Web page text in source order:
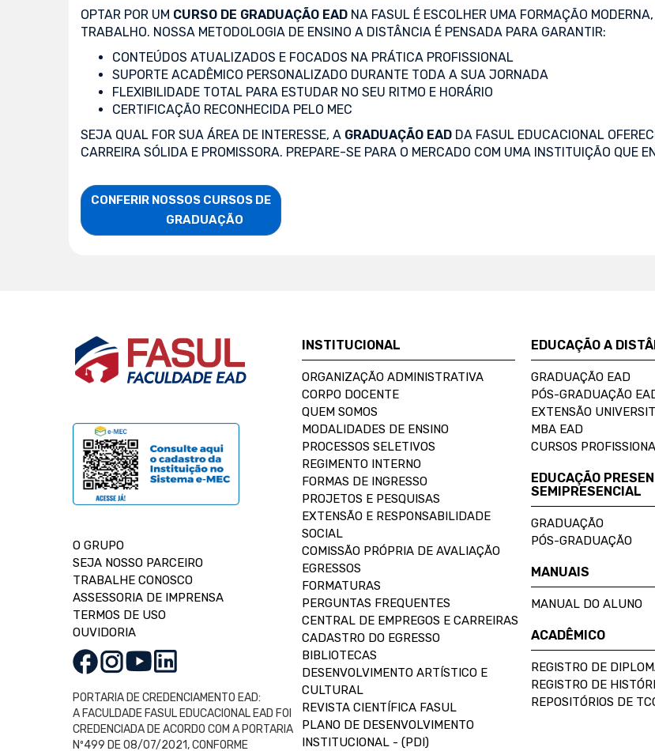
OPTAR POR UM CURSO DE GRADUAÇÃO EAD NA FASUL É ESCOLHER UMA FORMAÇÃO
TRABALHO. NOSSA METODOLOGIA DE ENSINO A DISTÂNCIA É PENSADA PARA GARANTIR:
CONTEÚDOS ATUALIZADOS E FOCADOS NA PRÁTICA PROFISSIONAL
SUPORTE ACADÊMICO PERSONALIZADO DURANTE TODA A SUA JORNADA
FLEXIBILIDADE TOTAL PARA ESTUDAR NO SEU RITMO E HORÁRIO
CERTIFICAÇÃO RECONHECIDA PELO MEC
SEJA QUAL FOR SUA ÁREA DE INTERESSE, A GRADUAÇÃO EAD DA FASUL EDUCACIONAL
CARREIRA SÓLIDA E PROMISSORA. PREPARE-SE PARA O MERCADO COM UMA INSTITUIÇÃO QUE
CONFERIR NOSSOS CURSOS DE
                    GRADUAÇÃO
O GRUPO
SEJA NOSSO PARCEIRO
TRABALHE CONOSCO
ASSESSORIA DE IMPRENSA
TERMOS DE USO
OUVIDORIA
PORTARIA DE CREDENCIAMENTO EAD:
A FACULDADE FASUL EDUCACIONAL EAD FOI
CREDENCIADA DE ACORDO COM A PORTARIA
Nº499 DE 08/07/2021, CONFORME
INSTITUCIONAL
ORGANIZAÇÃO ADMINISTRATIVA
CORPO DOCENTE
QUEM SOMOS
MODALIDADES DE ENSINO
PROCESSOS SELETIVOS
REGIMENTO INTERNO
FORMAS DE INGRESSO
PROJETOS E PESQUISAS
EXTENSÃO E RESPONSABILIDADE
SOCIAL
COMISSÃO PRÓPRIA DE AVALIAÇÃO
EGRESSOS
FORMATURAS
PERGUNTAS FREQUENTES
CENTRAL DE EMPREGOS E CARREIRAS
CADASTRO DO EGRESSO
BIBLIOTECAS
DESENVOLVIMENTO ARTÍSTICO E
CULTURAL
REVISTA CIENTÍFICA FASUL
PLANO DE DESENVOLVIMENTO
INSTITUCIONAL - (PDI)
EDUCAÇÃO A
GRADUAÇÃO EAD
PÓS-GRADUAÇÃO
EXTENSÃO
MBA EAD
CURSOS
EDUCAÇÃO
SEMIPRESENCIAL
GRADUAÇÃO
PÓS-GRADUAÇÃO
MANUAIS
MANUAL DO ALUNO
ACADÊMICO
REGISTRO DE
REGISTRO DE
REPOSITÓRIOS DE